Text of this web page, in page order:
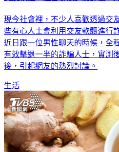
現今社會裡，不少人喜歡透過交
些有心人士會利用交友軟體進行
近日跟一位男性聊天的時候，全
有效擊退一半的詐騙人士，實測
後，引起網友的熱烈討論。
生活